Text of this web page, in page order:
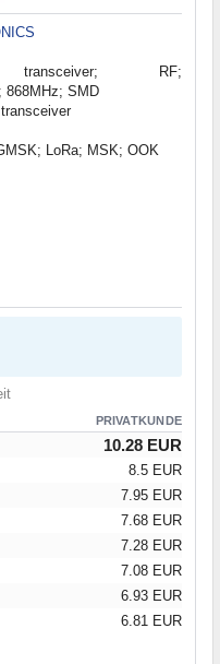
RF;
868MHz; SMD
transceiver
LoRa; MSK; OOK
PRIVATKUNDE
10.28 EUR
8.5 EUR
7.95 EUR
7.68 EUR
7.28 EUR
7.08 EUR
6.93 EUR
6.81 EUR